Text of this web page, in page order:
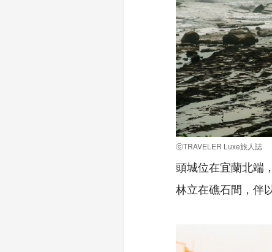
ⓒTRAVELER Luxe旅人誌
頭城位在宜蘭北端
林立在礁石間，伴